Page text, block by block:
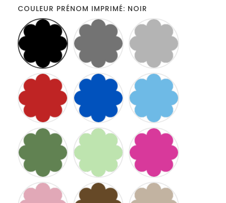
COULEUR PRÉNOM IMPRIMÉ: NOIR
NOIR
GRIS
FONCÉ
ROUGE
BLEU
ROI
VERT
EAU
ROSE MARRON